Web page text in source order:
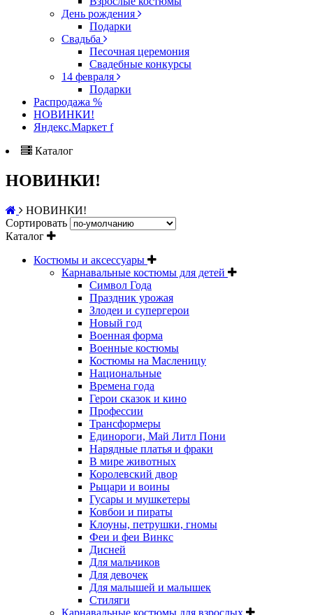
День рождения
Подарки
Свадьба
Песочная церемония
Свадебные конкурсы
14 февраля
Подарки
Распродажа %
НОВИНКИ!
Яндекс.Маркет f
Каталог
НОВИНКИ!
НОВИНКИ!
Сортировать
Каталог
Костюмы и аксессуары
Карнавальные костюмы для детей
Символ Года
Праздник урожая
Злодеи и супергерои
Новый год
Военная форма
Военные костюмы
Костюмы на Масленицу
Национальные
Времена года
Герои сказок и кино
Профессии
Трансформеры
Единороги, Май Литл Пони
Нарядные платья и фраки
В мире животных
Королевский двор
Рыцари и воины
Гусары и мушкетеры
Ковбои и пираты
Клоуны, петрушки, гномы
Феи и феи Винкс
Дисней
Для мальчиков
Для девочек
Для малышей и малышек
Стиляги
Карнавальные костюмы для взрослых